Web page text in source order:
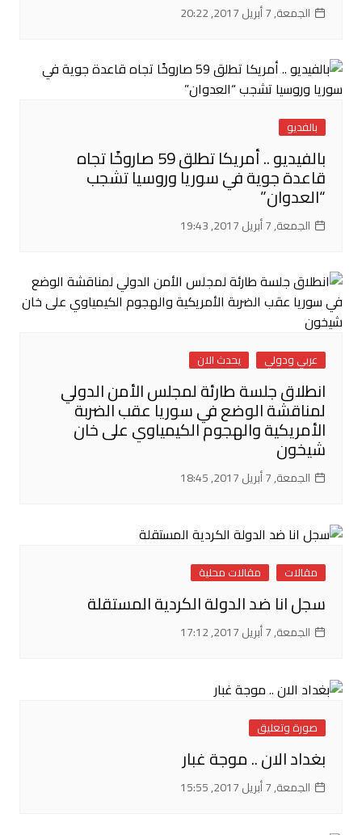
الجمعة, 7 أبريل 2017, 20:22
بالفديو
بالفيديو .. أمريكا تطلق 59 صاروخًا تجاه
قاعدة جوية في سوريا وروسيا تشجب
“العدوان”
الجمعة, 7 أبريل 2017, 19:43
عربي ودولي يحدث الان
انطلاق جلسة طارئة لمجلس الأمن الدولي
لمناقشة الوضع في سوريا عقب الضربة
الأمريكية والهجوم الكيمياوي على خان
شيخون
الجمعة, 7 أبريل 2017, 18:45
مقالات مقالات محلية
سجل انا ضد الدولة الكردية المستقلة
الجمعة, 7 أبريل 2017, 17:12
صورة وتعليق
بغداد الان .. موجة غبار
الجمعة, 7 أبريل 2017, 15:55